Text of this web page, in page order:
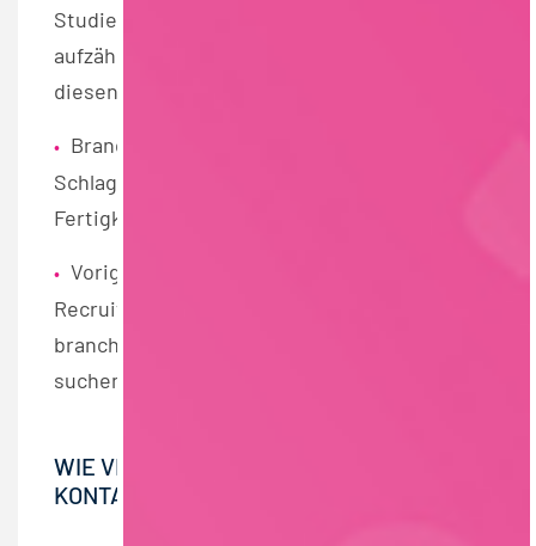
Studiengänge, Kenntnisse, Sprachen usw.
aufzählen, da Recruiter:innen gezielt nach
diesen Begriffen suchen.
• Branchen- und berufsspezifische
Schlagwörter angeben, um Tätigkeiten und
Fertigkeiten darzustellen.
• Vorige Arbeitgeber nennen, da
Recruiter:innen oft nach
branchenspezifischen Unternehmen
suchen.
WIE VERHÄLT MAN SICH, WENN MAN
KONTAKTIERT WIRD?